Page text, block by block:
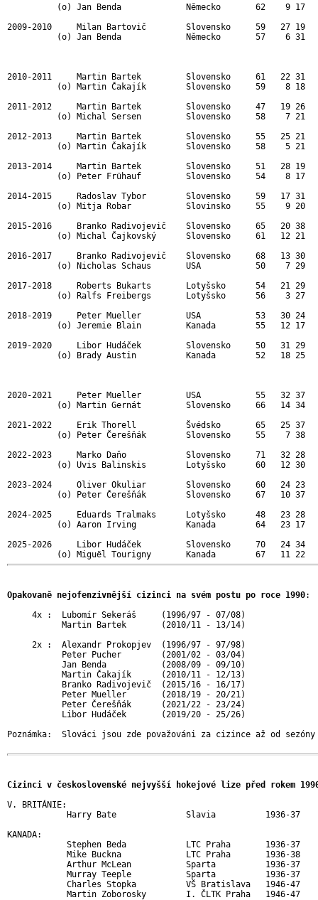
(o) Jan Benda             Německo       62    9 17
2009-2010     Milan Bartovič        Slovensko     59   27
(o) Jan Benda             Německo       57    6 31
2010-2011     Martin Bartek         Slovensko     61   22
(o) Martin Čakajík        Slovensko     59    8 18
2011-2012     Martin Bartek         Slovensko     47   19
(o) Michal Sersen         Slovensko     58    7 21
2012-2013     Martin Bartek         Slovensko     55   25 21
(o) Martin Čakajík        Slovensko     58    5 21
2013-2014     Martin Bartek         Slovensko     51   28
(o) Peter Frühauf         Slovensko     54    8 17
2014-2015     Radoslav Tybor        Slovensko     59   17
(o) Mitja Robar           Slovinsko     55    9 20
2015-2016     Branko Radivojevič    Slovensko     65   20
(o) Michal Čajkovský      Slovensko     61   12 21
2016-2017     Branko Radivojevič    Slovensko     68   13
(o) Nicholas Schaus       USA           50    7 29
2017-2018     Roberts Bukarts       Lotyšsko      54   21
(o) Ralfs Freibergs       Lotyšsko      56    3 27
2018-2019     Peter Mueller         USA           53   30
(o) Jeremie Blain         Kanada        55   12 17
2019-2020     Libor Hudáček         Slovensko     50   31
(o) Brady Austin          Kanada        52   18 25
2020-2021     Peter Mueller         USA           55   32
(o) Martin Gernát         Slovensko     66   14 34
2021-2022     Erik Thorell          Švédsko       65   25
(o) Peter Čerešňák        Slovensko     55    7 38
2022-2023     Marko Daňo            Slovensko     71   32
(o) Uvis Balinskis        Lotyšsko      60   12 30
2023-2024     Oliver Okuliar        Slovensko     60   24
(o) Peter Čerešňák        Slovensko     67   10 37
2024-2025     Eduards Tralmaks      Lotyšsko      48   23
(o) Aaron Irving          Kanada        64   23 17
2025-2026     Libor Hudáček         Slovensko     70   24
Opakovaně nejofenzivnější cizinci na svém postu po roce 1990:
     4x :  Lubomír Sekeráš     (1996/97 - 07/08)
           Martin Bartek       (2010/11 - 13/14)
     2x :  Alexandr Prokopjev  (1996/97 - 97/98)
           Peter Pucher        (2001/02 - 03/04)
           Jan Benda           (2008/09 - 09/10)
           Martin Čakajík      (2010/11 - 12/13)
           Branko Radivojevič  (2015/16 - 16/17)
           Peter Mueller       (2018/19 - 20/21)
           Peter Čerešňák      (2021/22 - 23/24)
           Libor Hudáček       (2019/20 - 25/26)
Poznámka:  Slováci jsou zde považováni za cizince až od sezóny
Cizinci v československé nejvyšší hokejové lize před rokem
V. BRITÁNIE:
Harry Bate              Slavia          1936-37
KANADA:
            Stephen Beda            LTC Praha       1936-37
Mike Buckna             LTC Praha       1936-38
            Arthur McLean           Sparta          1936-37
            Murray Teeple           Sparta          1936-37
            Charles Stopka          VŠ Bratislava   1946-47
Martin Zoborosky        I. ČLTK Praha   1946-47